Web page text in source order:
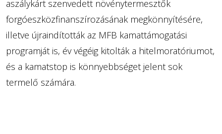
aszálykárt szenvedett növénytermesztők
forgóeszközfinanszírozásának megkönnyítésére,
illetve újraindították az MFB kamattámogatási
programját is, év végéig kitolták a hitelmoratóriumot,
és a kamatstop is könnyebbséget jelent sok
termelő számára.